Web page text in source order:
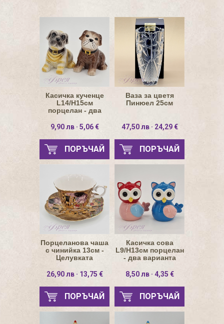
Касичка кученце
L14/H15см
порцелан - два
9,90 лв · 5,06 €
ПОРЪЧАЙ
Ваза за цветя
Пинюел 25см
47,50 лв · 24,29 €
ПОРЪЧАЙ
Порцеланова чаша
с чинийка 13см -
Целувката
26,90 лв · 13,75 €
ПОРЪЧАЙ
Касичка сова
L9/H13см порцелан
- два варианта
8,50 лв · 4,35 €
ПОРЪЧАЙ